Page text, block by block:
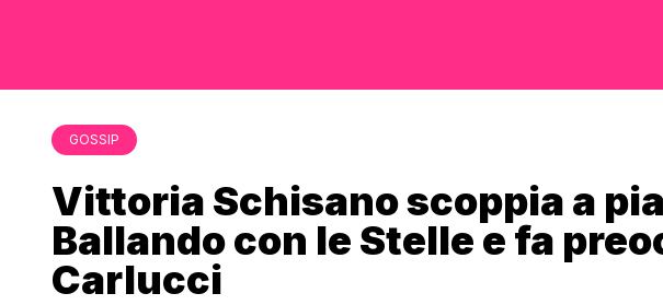
GOSSIP
Vittoria Schisano scoppia a
Ballando con le Stelle e fa
Carlucci